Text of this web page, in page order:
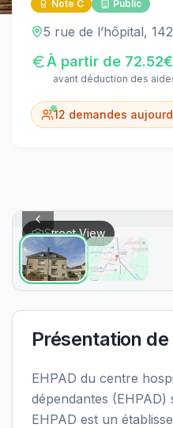
Note C Public
5 rue de l’hôpital,
À partir de 72.52
avant déduction des
12 demandes
Street View
Présentation de
EHPAD du centre
dépendantes
EHPAD est un